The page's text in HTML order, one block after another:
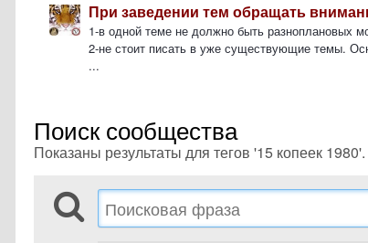
При заведении тем обращать
1-в одной теме не должно быть разноплановых
2-не стоит писать в уже существующие темы.
...
Поиск сообщества
Показаны результаты для тегов '15 копеек 1980'.